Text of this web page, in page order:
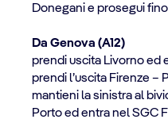
Donegani e prosegui
Da Genova (A12)
prendi uscita Livorno ed
prendi l’uscita Firenze –
mantieni la sinistra al
Porto ed entra nel SGC